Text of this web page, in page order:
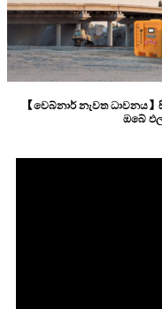
【වෙබ්නාර් නැවත ධාවනය
ඔබේ